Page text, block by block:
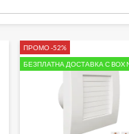
ПРОМО -52%
БЕЗПЛАТНА ДОСТАВКА С BOX